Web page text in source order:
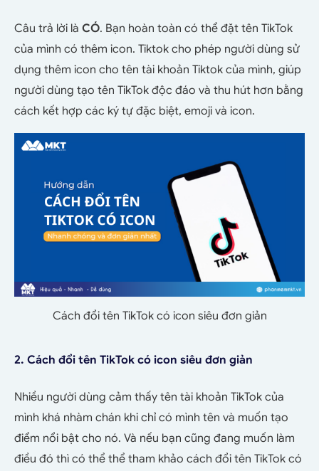
Câu trả lời là CÓ. Bạn hoàn toàn có thể đặt tên TikTok
của mình có thêm icon. Tiktok cho phép người dùng sử
dụng thêm icon cho tên tài khoản Tiktok của mình, giúp
người dùng tạo tên TikTok độc đáo và thu hút hơn bằng
cách kết hợp các ký tự đặc biệt, emoji và icon.
Cách đổi tên TikTok có icon siêu đơn giản
2. Cách đổi tên TikTok có icon siêu đơn giản
Nhiều người dùng cảm thấy tên tài khoản TikTok của
mình khá nhàm chán khi chỉ có mình tên và muốn tạo
điểm nổi bật cho nó. Và nếu bạn cũng đang muốn làm
điều đó thì có thể thể tham khảo cách đổi tên TikTok có